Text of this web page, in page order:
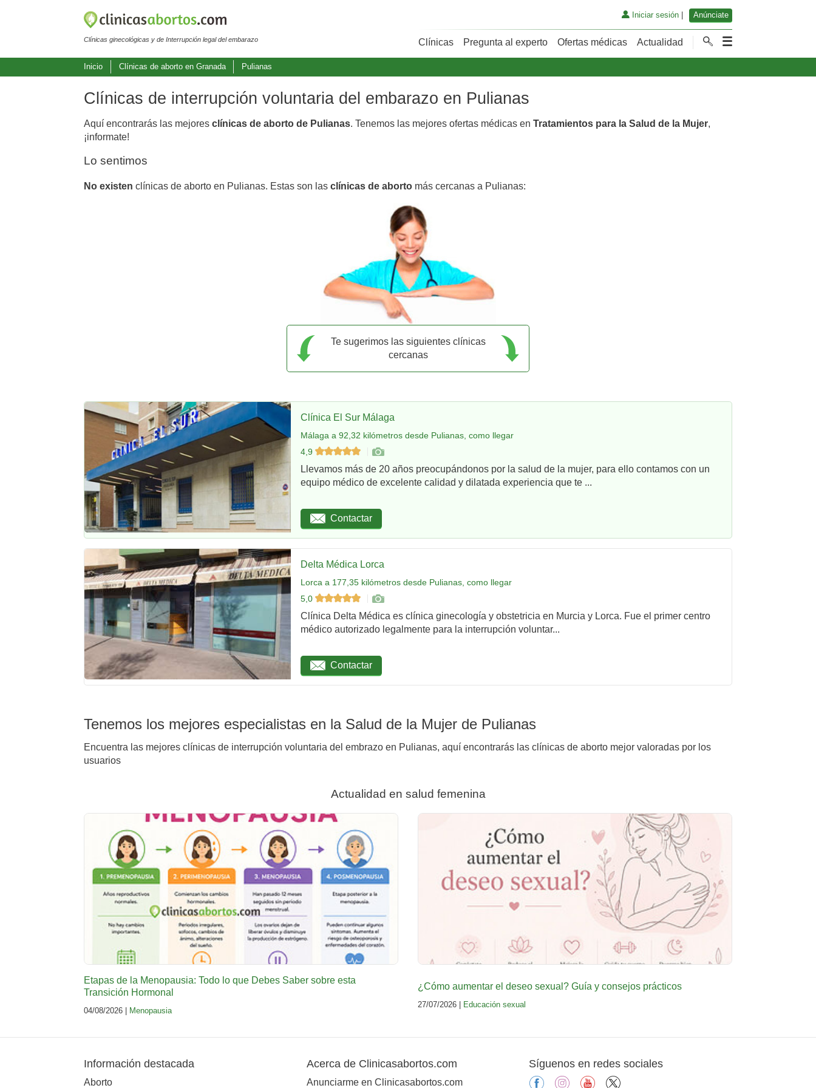
Clínicas ginecológicas y de Interrupción legal del embarazo
Iniciar sesión| Anúnciate
Clínicas Pregunta al experto Ofertas médicas Actualidad
Inicio Clínicas de aborto en Granada Pulianas
Clínicas de interrupción voluntaria del embarazo en Pulianas
Aquí encontrarás las mejores clínicas de aborto de Pulianas. Tenemos las mejores ofertas médicas en Tratamientos para la Salud de la Mujer,
¡informate!
Lo sentimos
No existen clínicas de aborto en Pulianas. Estas son las clínicas de aborto más cercanas a Pulianas:
Te sugerimos las siguientes clínicas
cercanas
Clínica El Sur Málaga
Málaga a 92,32 kilómetros desde Pulianas, como llegar
4,9
Llevamos más de 20 años preocupándonos por la salud de la mujer, para ello contamos con un
equipo médico de excelente calidad y dilatada experiencia que te ...
Contactar
Delta Médica Lorca
Lorca a 177,35 kilómetros desde Pulianas, como llegar
5,0
Clínica Delta Médica es clínica ginecología y obstetricia en Murcia y Lorca. Fue el primer centro
médico autorizado legalmente para la interrupción voluntar...
Contactar
Tenemos los mejores especialistas en la Salud de la Mujer de Pulianas
Encuentra las mejores clínicas de interrupción voluntaria del embrazo en Pulianas, aquí encontrarás las clínicas de aborto mejor valoradas por los
usuarios
Actualidad en salud femenina
Etapas de la Menopausia: Todo lo que Debes Saber sobre esta
Transición Hormonal
04/08/2026 | Menopausia
¿Cómo aumentar el deseo sexual? Guía y consejos prácticos
27/07/2026 | Educación sexual
Información destacada
Aborto
Acerca de Clinicasabortos.com
Anunciarme en Clinicasabortos.com
Síguenos en redes sociales
facebookinstagramyoutube